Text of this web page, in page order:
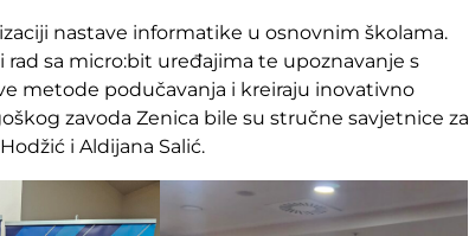
nastave informatike u osnovnim školama.
sa micro:bit uređajima te upoznavanje s
metode podučavanja i kreiraju inovativno
zavoda Zenica bile su stručne savjetnice za
i Aldijana Salić.